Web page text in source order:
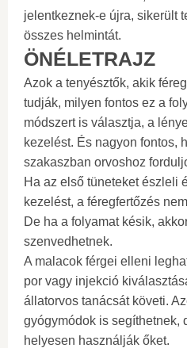
jelentkeznek-e újra, sikerült
összes helmintát.
ÖNÉLETRAJZ
Azok a tenyésztők, akik
tudják, milyen fontos ez a
módszert is választja, a
kezelést. És nagyon fontos,
szakaszban orvoshoz
Ha az első tüneteket észleli
kezelést, a féregfertőzés
De ha a folyamat késik,
szenvedhetnek.
A malacok férgei elleni
por vagy injekció
állatorvos tanácsát követi.
gyógymódok is segíthetnek,
helyesen használják őket.